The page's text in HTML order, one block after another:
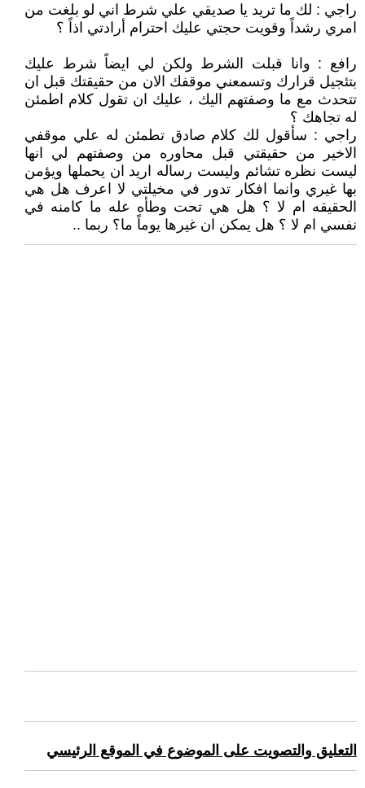
راجي : لك ما تريد يا صديقي علي شرط اني لو بلغت من
امري رشداً وقويت حجتي عليك احترام أرادتي اذاً ؟
رافع : وانا قبلت الشرط ولكن لي ايضاً شرط عليك
بتئجيل قرارك وتسمعني موقفك الان من حقيقتك قبل ان
تتحدث مع ما وصفتهم اليك ، عليك ان تقول كلام اطمئن
له تجاهك ؟
راجي : سأقول لك كلام صادق تطمئن له علي موقفي
الاخير من حقيقتي قبل محاوره من وصفتهم لي انها
ليست نظره تشائم وليست رساله اريد ان يحملها ويؤمن
بها غيري وانما افكار تدور في مخيلتي لا اعرف هل هي
الحقيقه ام لا ؟ هل هي تحت وطأه عله ما كامنه في
نفسي ام لا ؟ هل يمكن ان غيرها يوماً ما؟ ربما ..
التعليق والتصويت على الموضوع في الموقع الرئيسي